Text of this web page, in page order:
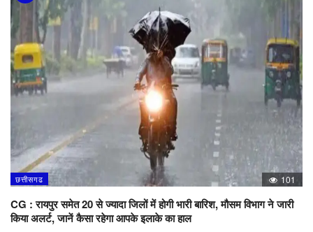
छत्तीसगढ 101
CG : रायपुर समेत 20 से ज्यादा जिलों में होगी भारी बारिश, मौसम विभाग ने जारी
किया अलर्ट, जानें कैसा रहेगा आपके इलाके का हाल